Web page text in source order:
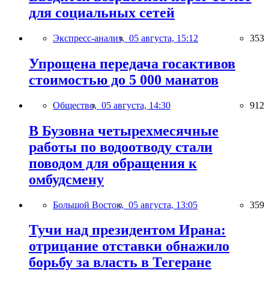
для социальных сетей
Экспресс-анализ, 05 августа, 15:12 353
Упрощена передача госактивов
стоимостью до 5 000 манатов
Общество, 05 августа, 14:30 912
В Бузовна четырехмесячные
работы по водоотводу стали
поводом для обращения к
омбудсмену
Большой Восток, 05 августа, 13:05 359
Тучи над президентом Ирана:
отрицание отставки обнажило
борьбу за власть в Тегеране